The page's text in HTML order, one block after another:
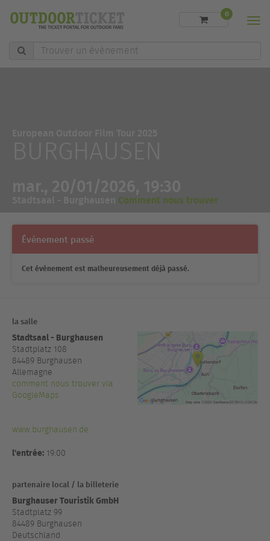
Trouver
0
Comment nous trouver
Événement passé
Cet événement est malheureusement déjà passé.
la salle
Stadtsaal - Burghausen
Stadtplatz 108
84489 Burghausen
Allemagne
comment nous trouver via
GoogleMaps
www.burghausen.de
l'entrée: 19:00
partenaire local / la billeterie
Burghauser Touristik GmbH
Stadtplatz 99
84489 Burghausen
Deutschland